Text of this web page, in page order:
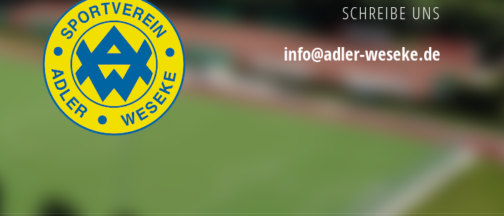
SCHREIBE UNS
info@adler-weseke.de